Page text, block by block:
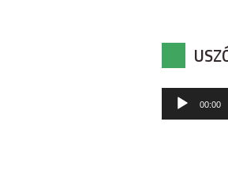
Audió
lejátszó
00:00